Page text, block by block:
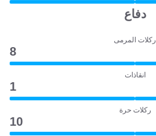
دفاع
ركلات المرمى
8
انقاذات
1
ركلات حرة
10